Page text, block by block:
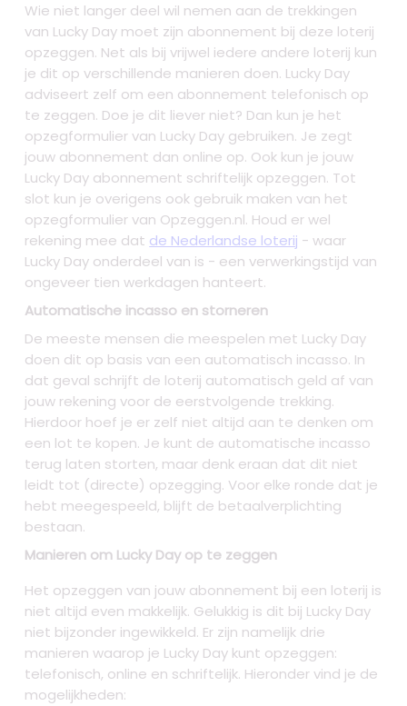
Wie niet langer deel wil nemen aan de trekkingen
van Lucky Day moet zijn abonnement bij deze loterij
opzeggen. Net als bij vrijwel iedere andere loterij kun
je dit op verschillende manieren doen. Lucky Day
adviseert zelf om een abonnement telefonisch op
te zeggen. Doe je dit liever niet? Dan kun je het
opzegformulier van Lucky Day gebruiken. Je zegt
jouw abonnement dan online op. Ook kun je jouw
Lucky Day abonnement schriftelijk opzeggen. Tot
slot kun je overigens ook gebruik maken van het
opzegformulier van Opzeggen.nl. Houd er wel
rekening mee dat de Nederlandse loterij - waar
Lucky Day onderdeel van is - een verwerkingstijd van
ongeveer tien werkdagen hanteert.
Automatische incasso en storneren
De meeste mensen die meespelen met Lucky Day
doen dit op basis van een automatisch incasso. In
dat geval schrijft de loterij automatisch geld af van
jouw rekening voor de eerstvolgende trekking.
Hierdoor hoef je er zelf niet altijd aan te denken om
een lot te kopen. Je kunt de automatische incasso
terug laten storten, maar denk eraan dat dit niet
leidt tot (directe) opzegging. Voor elke ronde dat je
hebt meegespeeld, blijft de betaalverplichting
bestaan.
Manieren om Lucky Day op te zeggen
Het opzeggen van jouw abonnement bij een loterij is
niet altijd even makkelijk. Gelukkig is dit bij Lucky Day
niet bijzonder ingewikkeld. Er zijn namelijk drie
manieren waarop je Lucky Day kunt opzeggen:
telefonisch, online en schriftelijk. Hieronder vind je de
mogelijkheden: